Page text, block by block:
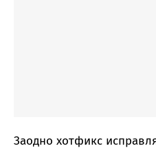
Заодно хотфикс